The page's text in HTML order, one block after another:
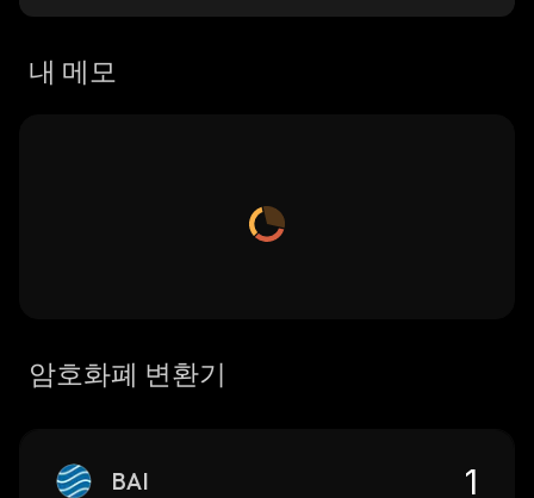
내 메모
암호화폐 변환기
BAI